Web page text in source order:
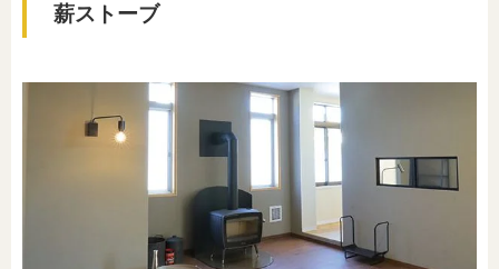
薪ストーブ